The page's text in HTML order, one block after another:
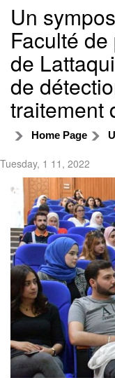
Un
Faculté
de
de
traitement
Home Page
Tuesday, 1 11, 2022